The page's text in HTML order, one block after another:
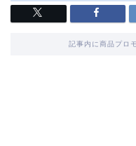
記事内に商品プロ